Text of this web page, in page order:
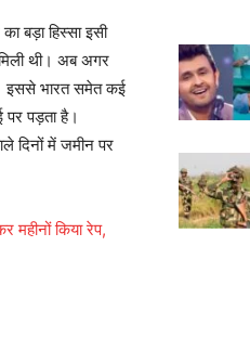
बड़ा हिस्सा इसी
थी। अब अगर
इससे भारत समेत कई
पर पड़ता है।
दिनों में जमीन पर
महीनों किया रेप,